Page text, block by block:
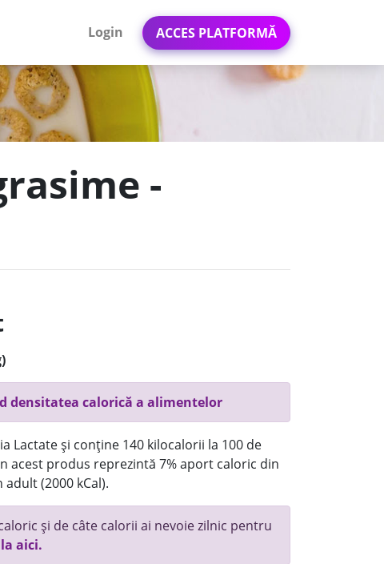
Login ACCES PLATFORMĂ
-
densitatea calorică a alimentelor
Lactate și conține 140 kilocalorii la 100 de
acest produs reprezintă 7% aport caloric din
(2000 kCal).
și de câte calorii ai nevoie zilnic pentru
aici.